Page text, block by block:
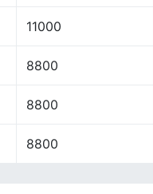
11000
8800
8800
8800